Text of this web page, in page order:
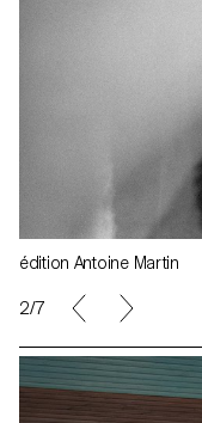
édition Antoine Martin
3/7